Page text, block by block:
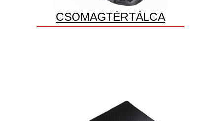
CSOMAGTÉRTÁLCA